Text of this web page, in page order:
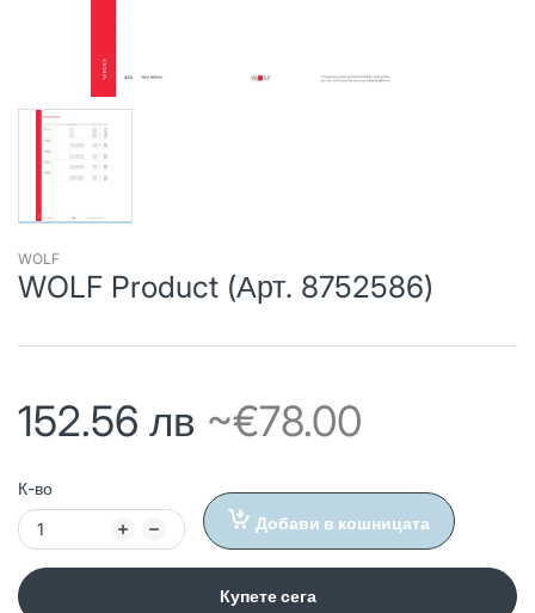
WOLF
WOLF Product (Арт. 8752586)
152.56 лв ~€78.00
К-во
Добави в кошницата
Купете сега